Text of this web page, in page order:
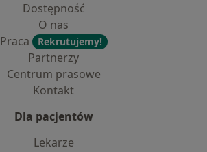
Dostępność
O nas
Praca
Rekrutujemy!
Partnerzy
Centrum prasowe
Kontakt
Dla pacjentów
Lekarze